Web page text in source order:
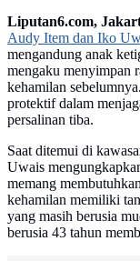
Liputan6.com,
Audy Item dan Iko
mengandung anak
mengaku menyimpan
kehamilan
protektif dalam
persalinan tiba.
Saat ditemui di
Uwais
memang
kehamilan memiliki
yang masih berusia
berusia 43 tahun